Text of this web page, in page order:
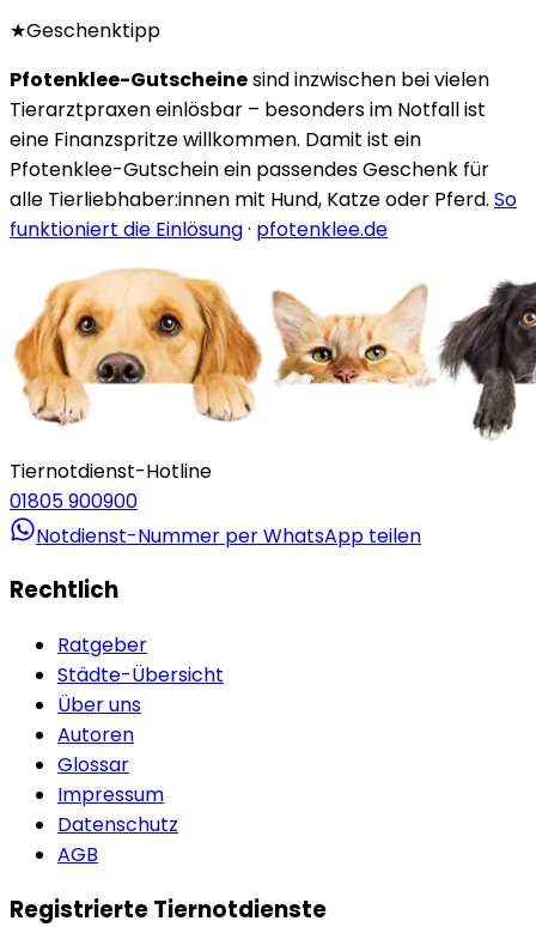
★Geschenktipp
Pfotenklee-Gutscheinesind inzwischen bei vielen
Tierarztpraxen einlösbar – besonders im Notfall ist
eine Finanzspritze willkommen. Damit ist ein
Pfotenklee-Gutschein ein passendes Geschenk für
alle Tierliebhaber:innen mit Hund, Katze oder Pferd. So
funktioniert die Einlösung· pfotenklee.de
Tiernotdienst-Hotline
01805 900900
Notdienst-Nummer per WhatsApp teilen
Rechtlich
Ratgeber
Städte-Übersicht
Über uns
Autoren
Glossar
Impressum
Datenschutz
AGB
Registrierte Tiernotdienste